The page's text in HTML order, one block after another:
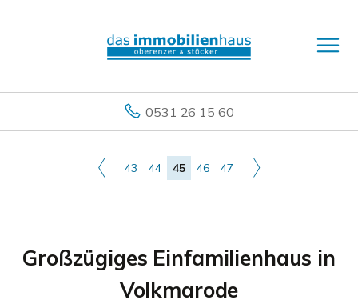
0531 26 15 60
43 44 45 46 47
Großzügiges Einfamilienhaus in
Volkmarode